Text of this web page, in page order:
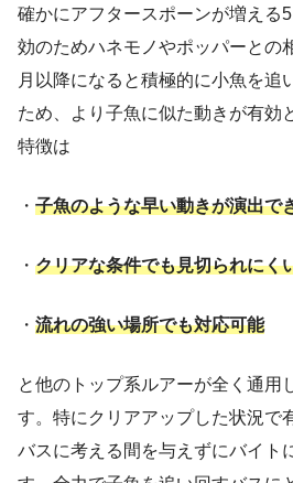
確かにアフタースポーンが増える
効のためハネモノやポッパーとの
月以降になると積極的に小魚を追
ため、より子魚に似た動きが有効
特徴は
・ 子魚のような早い動きが演出で
・ クリアな条件でも見切られにく
・ 流れの強い場所でも対応可能
と他のトップ系ルアーが全く通用
す。特にクリアアップした状況で
バスに考える間を与えずにバイト